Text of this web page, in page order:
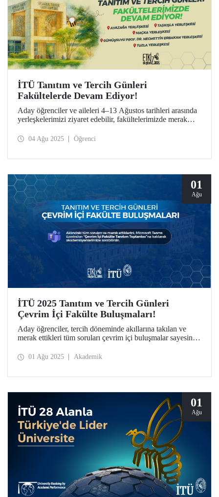
İTÜ Tanıtım ve Tercih Günleri
Fakültelerde Devam Ediyor!
Aday öğrenciler ve aileleri 4–13 Ağustos tarihleri arasında
yerleşkelerimizi ziyaret edebilir, fakültelerimizde merak
04 Ağu 2025 Öğrenci
01
Ağu
İTÜ 2025 Tanıtım ve Tercih Günleri
Çevrim İçi Fakülte Buluşmaları!
Aday öğrenciler, tercih döneminde akıllarına takılan ve
merak ettikleri tüm soruları çevrim içi buluşmalar sayesinde
hakkında detaylı bilgi alabiliyor.
01 Ağu 2025 Akademik
01
Ağu